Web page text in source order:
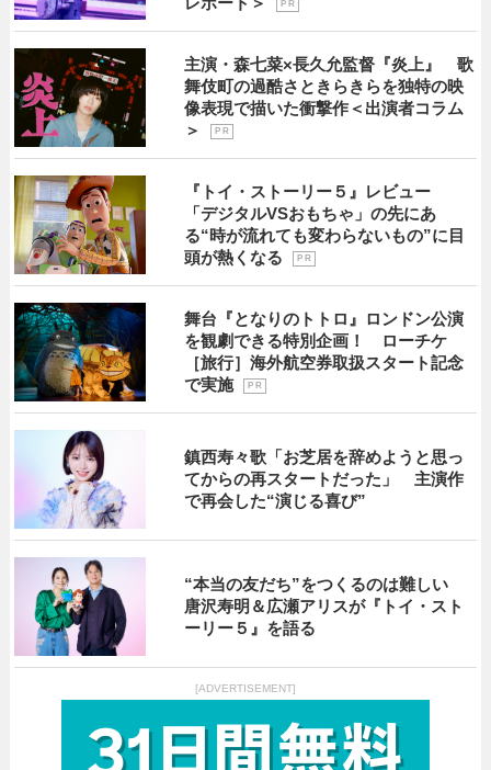
P R
主演・森七菜×長久允監督『炎上』 歌
舞伎町の過酷さときらきらを独特の映
像表現で描いた衝撃作＜出演者コラム
＞
P R
『トイ・ストーリー５』レビュー
「デジタルVSおもちゃ」の先にあ
る“時が流れても変わらないもの”に目
頭が熱くなる
P R
舞台『となりのトトロ』ロンドン公演
を観劇できる特別企画！ ローチケ
［旅行］海外航空券取扱スタート記念
で実施
P R
鎮西寿々歌「お芝居を辞めようと思っ
てからの再スタートだった」 主演作
で再会した“演じる喜び”
“本当の友だち”をつくるのは難しい
唐沢寿明＆広瀬アリスが『トイ・スト
ーリー５』を語る
[ADVERTISEMENT]